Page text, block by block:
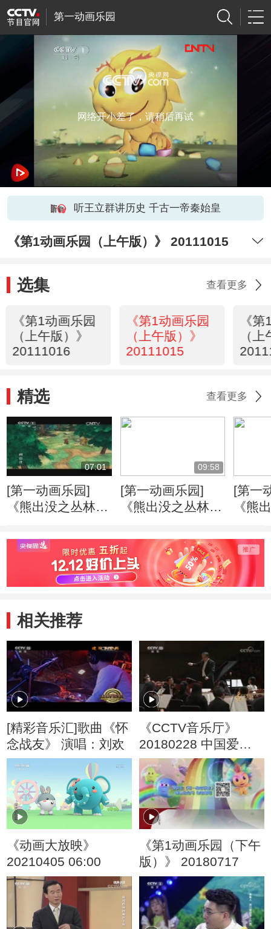
第一动画乐园
网络开小差了，请稍后再试
听王立群讲历史 千古一帝秦始皇
《第1动画乐园（上午版）》 20111015
选集 查看更多
《第1动画乐园
（上午版）》
20111016
《第1动画乐园
（上午版）》
20111015
《
（
精选 查看更多
07:01
[第一动画乐园]
《熊出没之丛林总
恼
09:58
[第一动画乐园]
《熊出没之丛林总
记
[第一
《熊
机”
相关推荐
[精彩音乐汇]歌曲《怀
念战友》 演唱：刘欢
《CCTV音乐厅》
20180228 中国爱乐
乐团2017—2018音乐
季音乐会（上）
《动画大放映》
20210405 06:00
《第1动画乐园（下午
版）》 20180717